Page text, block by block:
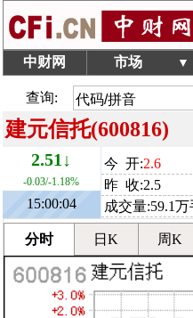
中财网 市场 ▼
查询:
建元信托(600816)
2.51↓
-0.03/-1.18%
15:00:04
今 开:2.6
昨 收:2.5
成交量:59.1
分时 日K 周K